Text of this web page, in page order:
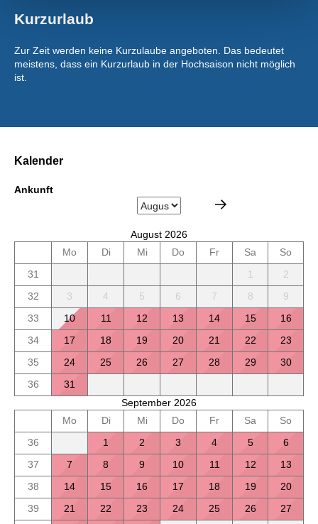
Kurzurlaub
Zur Zeit werden keine Kurzulaube angeboten. Das bedeutet
meistens, dass ein Kurzurlaub in der Hochsaison nicht möglich
ist.
Kalender
Ankunft
August 2026
Mo
Di Mi Do Fr Sa
So
31
1
2
32
3 4 5 6 7 8
9
33
10 11 12 13 14 15
16
34
17 18 19 20 21 22
23
35
24 25 26 27 28 29
30
36
31
September 2026
Mo
Di Mi Do Fr Sa
So
36
1 2 3 4 5
6
37
7 8 9 10 11 12
13
38
14 15 16 17 18 19
20
39
21 22 23 24 25 26
27